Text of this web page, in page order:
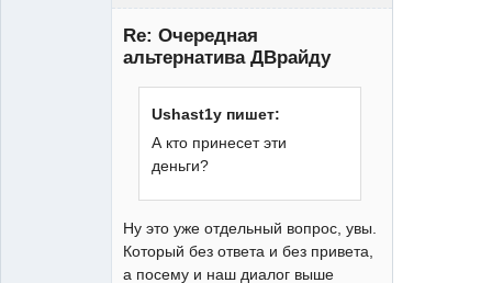
Re: Очередная
альтернатива ДВрайду
Ushast1y пишет:
А кто принесет эти
деньги?
Ну это уже отдельный вопрос, увы.
Который без ответа и без привета,
а посему и наш диалог выше